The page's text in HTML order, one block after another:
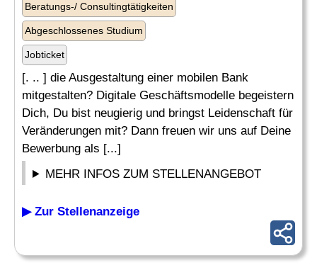
Beratungs-/ Consultingtätigkeiten
Abgeschlossenes Studium
Jobticket
[. .. ] die Ausgestaltung einer mobilen Bank
mitgestalten? Digitale Geschäftsmodelle begeistern
Dich, Du bist neugierig und bringst Leidenschaft für
Veränderungen mit? Dann freuen wir uns auf Deine
Bewerbung als [...]
MEHR INFOS ZUM STELLENANGEBOT
▶ Zur Stellenanzeige